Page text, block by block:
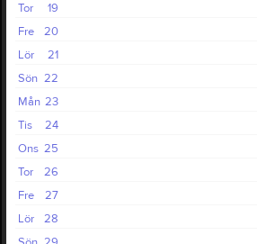
19
Tor
20
Fre
21
Lör
22
Sön
23
Mån
24
Tis
25
Ons
26
Tor
27
Fre
28
Lör